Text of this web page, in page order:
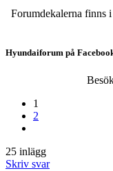
Forumdekalerna finns
Hyundaiforum på
1
2
25 inlägg
Skriv svar